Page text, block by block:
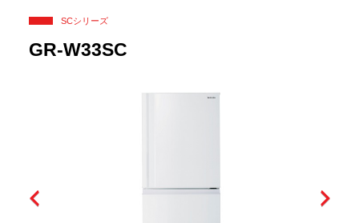
SCシリーズ
GR-W33SC